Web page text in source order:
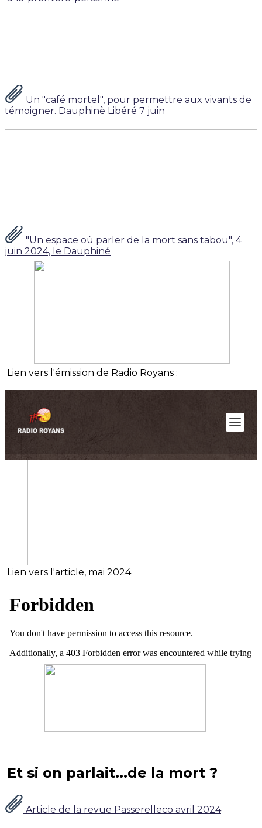
Un "café mortel", pour permettre aux vivants de
témoigner. Dauphinè Libéré 7 juin
"Un espace où parler de la mort sans tabou", 4
juin 2024, le Dauphiné
Lien vers l'émission de Radio Royans :
Lien vers l'article, mai 2024
Et si on parlait...de la mort ?
Article de la revue Passerelleco avril 2024